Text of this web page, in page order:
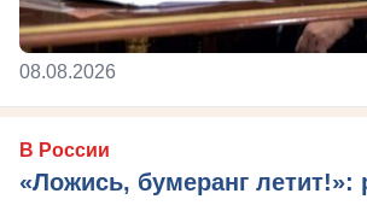
08.08.2026
В России
«Ложись, бумеранг